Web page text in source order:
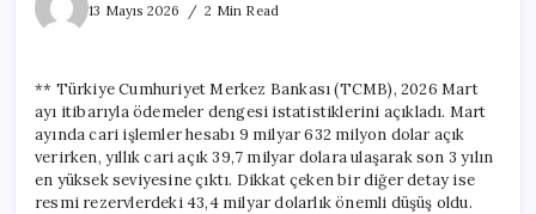
13 Mayıs 2026
2 Min Read
Raporu**
için
** Türkiye Cumhuriyet Merkez Bankası (TCMB), 2026 Mart
ayı itibarıyla ödemeler dengesi istatistiklerini açıkladı. Mart
ayında cari işlemler hesabı 9 milyar 632 milyon dolar açık
verirken, yıllık cari açık 39,7 milyar dolara ulaşarak son 3 yılın
en yüksek seviyesine çıktı. Dikkat çeken bir diğer detay ise
resmi rezervlerdeki 43,4 milyar dolarlık önemli düşüş oldu.